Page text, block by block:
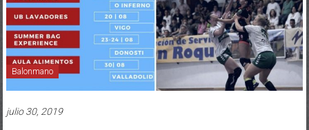
Balonmano
julio 30, 2019